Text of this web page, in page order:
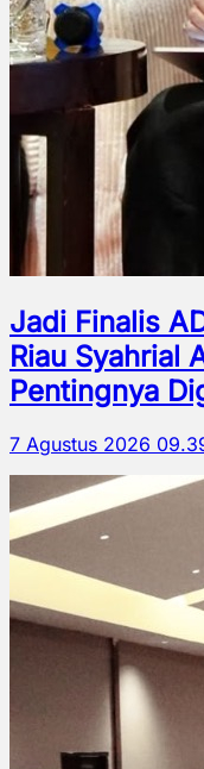
Jadi Finalis
Riau Syahrial
Pentingnya
7 Agustus 2026